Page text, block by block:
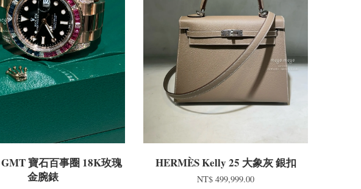
寶石百事圈 18K玫瑰
金腕錶
HERMÈS Kelly 25 大象灰 銀扣
NT$ 499,999.00